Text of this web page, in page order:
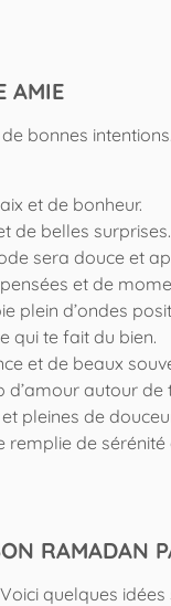
AMIE
bonnes intentions.
et de bonheur.
de belles surprises.
sera douce et
et de
plein d’ondes
qui te fait du bien.
et de beaux
d’amour autour de
pleines de
de sérénité
RAMADAN
quelques